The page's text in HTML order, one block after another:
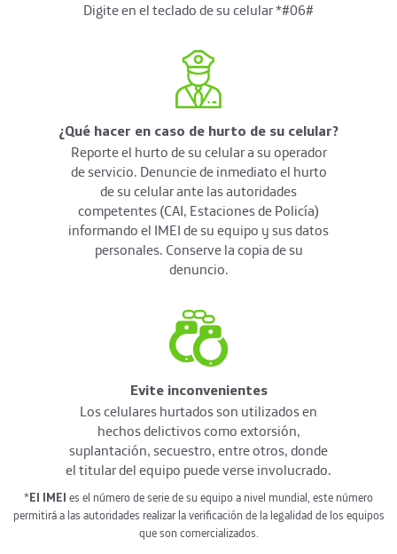
Digite en el teclado de su celular *#06#
¿Qué hacer en caso de hurto de su celular?
Reporte el hurto de su celular a su operador
de servicio. Denuncie de inmediato el hurto
de su celular ante las autoridades
competentes (CAI, Estaciones de Policía)
informando el IMEI de su equipo y sus datos
personales. Conserve la copia de su
denuncio.
Evite inconvenientes
Los celulares hurtados son utilizados en
hechos delictivos como extorsión,
suplantación, secuestro, entre otros, donde
el titular del equipo puede verse involucrado.
*El IMEI es el número de serie de su equipo a nivel mundial, este número
permitirá a las autoridades realizar la verificación de la legalidad de los equipos
que son comercializados.